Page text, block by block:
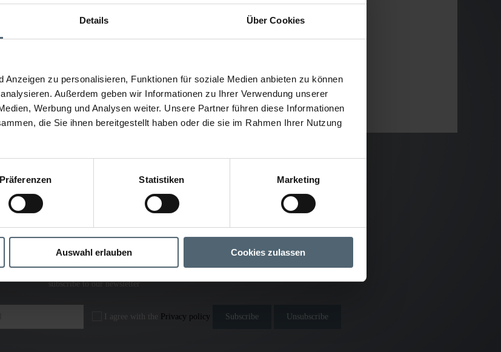
Details Über Cookies
Anzeigen zu personalisieren, Funktionen für soziale Medien anbieten zu können
Außerdem geben wir Informationen zu Ihrer Verwendung unserer
Werbung und Analysen weiter. Unsere Partner führen diese Informationen
die Sie ihnen bereitgestellt haben oder die sie im Rahmen Ihrer Nutzung
Präferenzen Statistiken Marketing
Auswahl erlauben Cookies zulassen
subscribe to our newsletter
I agree with the Privacy policy